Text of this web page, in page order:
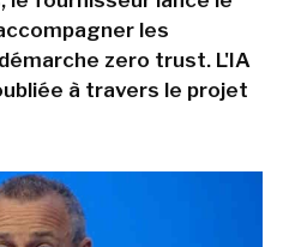
les
zero trust. L'IA
à travers le projet